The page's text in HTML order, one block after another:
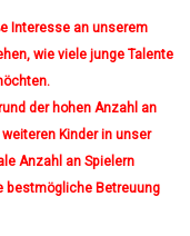
Interesse an unserem
wie viele junge Talente
der hohen Anzahl an
Kinder in unser
Anzahl an Spielern
bestmögliche Betreuung